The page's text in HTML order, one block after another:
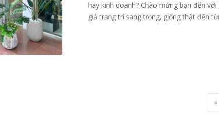
hay kinh doanh? Chào mừng bạn đến
giả trang trí sang trọng, giống thật đến
«